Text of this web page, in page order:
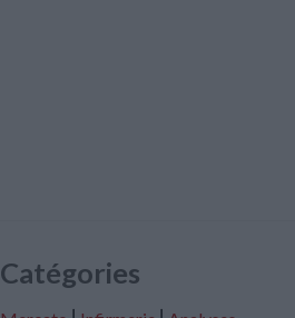
Catégories